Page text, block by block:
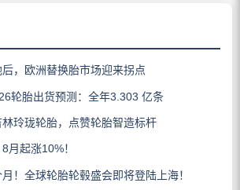
，欧洲替换胎市场迎来拐点
轮胎出货预测：全年3.303 亿条
玲珑轮胎，点赞轮胎智造标杆
月起涨10%！
！全球轮胎轮毂盛会即将登陆上海！